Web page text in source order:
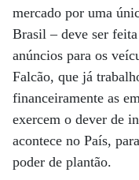
mercado por uma
Brasil – deve ser
anúncios para os
Falcão, que já
financeiramente as
exercem o dever de
acontece no País,
poder de plantão.